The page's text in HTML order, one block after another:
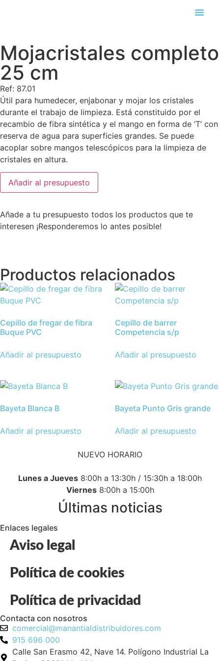
Mojacristales completo
25 cm
Ref: 87.01
Útil para humedecer, enjabonar y mojar los cristales
durante el trabajo de limpieza. Está constituido por el
recambio de fibra sintética y el mango en forma de ‘T’ con
reserva de agua para superficies grandes. Se puede
acoplar sobre mangos telescópicos para la limpieza de
cristales en altura.
Añadir al presupuesto
Añade a tu presupuesto todos los productos que te
interesen ¡Responderemos lo antes posible!
Productos relacionados
Cepillo de fregar de fibra
Buque PVC
Añadir al presupuesto
Cepillo de barrer
Competencia s/p
Añadir al presupuesto
Bayeta Blanca B
Añadir al presupuesto
Bayeta Punto Gris grande
Añadir al presupuesto
NUEVO HORARIO
Lunes a Jueves 8:00h a 13:30h / 15:30h a 18:00h
Viernes8:00h a 15:00h
Últimas noticias
Enlaces legales
Aviso legal
Política de cookies
Política de privacidad
Contacta con nosotros
comercial@manantialdistribuidores.com
915 696 000
Calle San Erasmo 42, Nave 14. Polígono Industrial La